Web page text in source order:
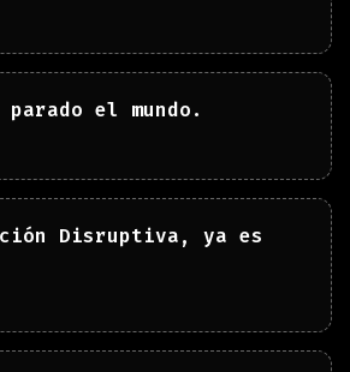
parado el mundo.
Disruptiva, ya es